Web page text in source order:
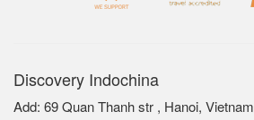
Discovery Indochina
Add: 69 Quan Thanh str , Hanoi, Vietnam